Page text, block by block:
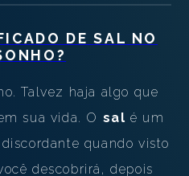
DESAL NO
Talvez haja algo que
sua vida. O sal é um
quando visto
descobrirá, depois